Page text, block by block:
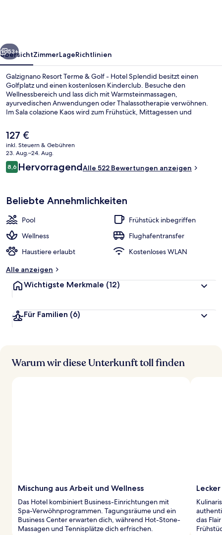
Hotel
Splendid
Weiter
53+
ÜbersichtZimmerLageRichtlinien
Galzignano Resort Terme & Golf - Hotel Splendid besitzt einen
Golfplatz und einen kostenlosen Kinderclub. Besuche den
Wellnessbereich und lass dich mit Warmsteinmassagen,
ayurvedischen Anwendungen oder Thalassotherapie verwöhnen.
Im Sala colazione Kaos wird zum Frühstück, Mittagessen und
Außenpools, eine Bar/Lounge und ein Fitnesscenter (rund um die
Uhr geöffnet). Andere Reisende haben viel Gutes über das
hilfsbereite Personal zu berichten.
Der
aktuelle
Preis
beträgt
127 €.
127 €
inkl. Steuern & Gebühren
23. Aug.–24. Aug.
Bewertungen
8,68,6 von 10.
HervorragendAlle 522 Bewertungen anzeigen
Beliebte Annehmlichkeiten
Pool
Frühstück inbegriffen
Wellness
Flughafentransfer
Haustiere erlaubt
Kostenloses WLAN
Alle anzeigen
Wichtigste Merkmale (12)
Für Familien (6)
Warum wir diese Unterkunft toll finden
Mischung aus Arbeit und Wellness
Das Hotel kombiniert Business-Einrichtungen mit
Spa-Verwöhnprogrammen. Tagungsräume und ein
Business Center erwarten dich, während Hot-Stone-
Massagen und Tennisplätze dich erfrischen.
das